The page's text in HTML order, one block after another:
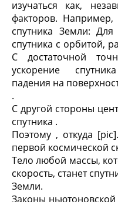
изучаться как,
факторов.
спутника Земли:
спутника с орбитой,
С достаточной
ускорение
падения на
.
С другой стороны
спутника .
Поэтому , откуда
первой космической
Тело любой массы,
скорость, станет
Земли.
Законы